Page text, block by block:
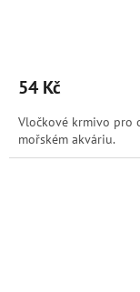
54 Kč
Vločkové krmivo pro
mořském akváriu.